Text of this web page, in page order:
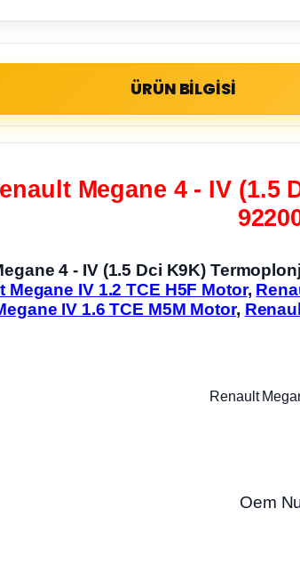
ÜRÜN BİLGİSİ
Megane 4 - IV (1.5
4 - IV (1.5 Dci K9K)
Megane IV 1.2 TCE H5F Motor,
IV 1.6 TCE M5M Motor,
Renault
Oem